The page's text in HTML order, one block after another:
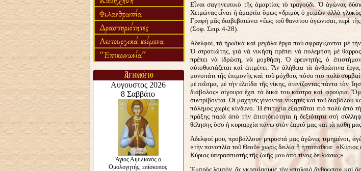
Εἶναι σαγηνευτικὸ τῆς ἁμαρτίας τὸ τραγούδι. Ὁ ἀγώνας
Χειμώνας εἶναι ἡ ἁμαρτία ὅμως «δριμὺς ὁ χειμὼν ἀλλὰ
Γραφὴ μᾶς διαβεβαιώνει «ἕως τοῦ θανάτου ἀγώνισαι, περὶ
(Σοφ. Σειρ. 4-28).
Ἀδελφοί, τὰ ἡρωϊκὰ καὶ μεγάλα ἔργα ποὺ σφραγίζονται μὲ
Ὁ στρατιώτης, γιὰ νὰ νικήση πρέπει νὰ πολεμήση μὲ
πρέπει νὰ ἱδρώση, νὰ μοχθήση. Ὁ ἐρευνητής, ὁ
αὐτοθυσιάζεται καὶ ἐπιμένει. Ἂν ἀλήθεια τὰ ἀνθρώπινα
μονοπάτι τῆς ἐπιμονῆς καὶ τοῦ μόχθου, πόσο πιὸ πολὺ
μὲ πεῖσμα, μὲ τὴν ἐλπίδα τῆς νίκης, ἀτενίζοντας πάντα
διάβολος» σίγουρα ἔχει τὰ δικά του κάστρα καὶ φρούρια.
συντρίβονται. Οἱ μαχητὲς γίνονται νικητὲς καὶ τοῦ διαβόλου
πόλεμος χωρὶς κίνδυνο. Ἡ ἐπιτυχία ἐξαρτᾶται πιὸ πολὺ ἀπὸ
πράξης παρὰ ἀπὸ τὴν ἐπιτηδειότητα ἢ δεξιότητα στὴ
θέλησης ὅσο ἡ κυριαρχία πάνω στὸν ἑαυτό μας καὶ τὰ πάθη
Ἀδελφοί μου, προβάλλουν μπροστά μας ἀγῶνες τιμημένοι,
«τὴν πανοπλία τοῦ Θεοῦ» χωρὶς δειλία ἢ ἡττοπάθεια·
Κύριος ὑπερασπιστὴς τῆς ζωῆς μου ἀπὸ τίνος δειλιάσω;».
Ἐμπρὸς λοιπόν, ἂς γκρεμίσουμε τὸν «παλαιὸ ἄνθρωπο» καὶ